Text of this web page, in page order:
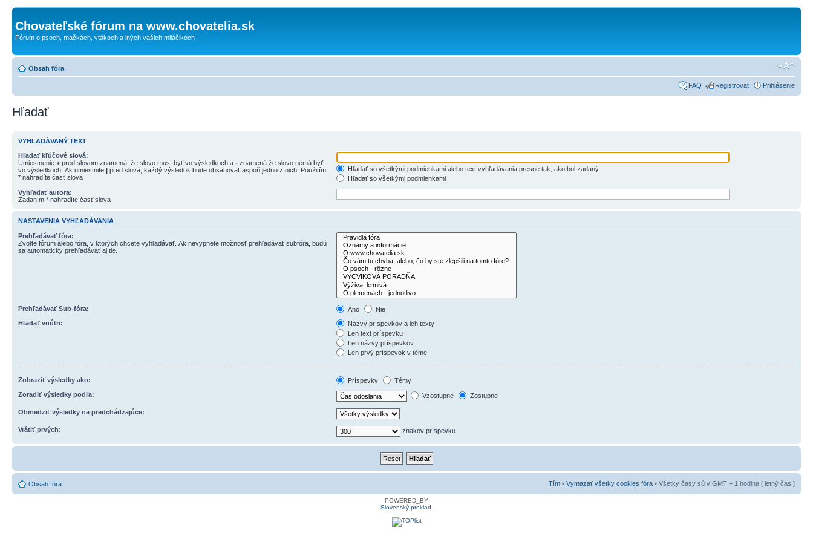
Chovateľské fórum na www.chovatelia.sk
Fórum o psoch, mačkách, vtákoch a iných vašich miláčikoch
Obsah fóra
FAQ Registrovať Prihlásenie
Hľadať
VYHĽADÁVANÝ TEXT
Hľadať kľúčové slová:
Umiestnenie + pred slovom znamená, že slovo musí byť vo výsledkoch a - znamená že slovo nemá byť
vo výsledkoch. Ak umiestnite | pred slová, každý výsledok bude obsahovať aspoň jedno z nich. Použitím
* nahradíte časť slova
Hľadať so všetkými podmienkami alebo text vyhľadávania presne tak, ako bol zadaný
Hľadať so všetkými podmienkami
Vyhľadať autora:
Zadaním * nahradíte časť slova
NASTAVENIA VYHĽADÁVANIA
Prehľadávať fóra:
Zvoľte fórum alebo fóra, v ktorých chcete vyhľadávať. Ak nevypnete možnosť prehľadávať subfóra, budú
sa automaticky prehľadávať aj tie.
Prehľadávať Sub-fóra: Áno
Nie
Hľadať vnútri:
Názvy príspevkov a ich texty
Len text príspevku
Len názvy príspevkov
Len prvý príspevok v téme
Zobraziť výsledky ako: Príspevky
Témy
Zoradiť výsledky podľa:
Vzostupne Zostupne
Obmedziť výsledky na predchádzajúce:
Vrátiť prvých: znakov príspevku
Obsah fóra Tím • Vymazať všetky cookies fóra • Všetky časy sú v GMT + 1 hodina [ letný čas ]
POWERED_BY
Slovenský preklad